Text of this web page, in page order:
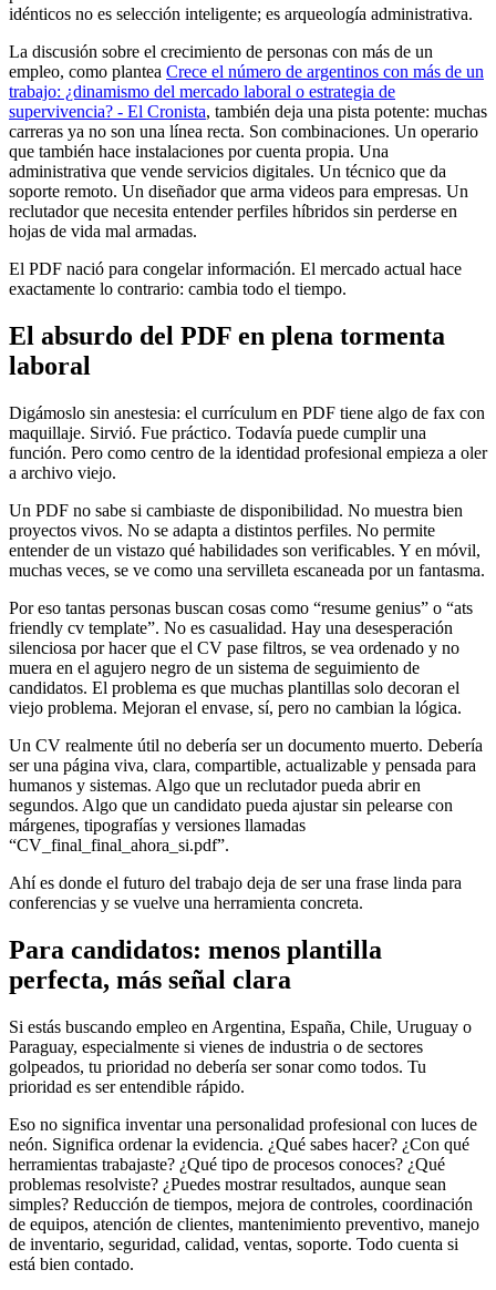
idénticos no es selección inteligente; es arqueología administrativa.
La discusión sobre el crecimiento de personas con más de un
empleo, como plantea Crece el número de argentinos con más de un
trabajo: ¿dinamismo del mercado laboral o estrategia de
supervivencia? - El Cronista, también deja una pista potente: muchas
carreras ya no son una línea recta. Son combinaciones. Un operario
que también hace instalaciones por cuenta propia. Una
administrativa que vende servicios digitales. Un técnico que da
soporte remoto. Un diseñador que arma videos para empresas. Un
reclutador que necesita entender perfiles híbridos sin perderse en
hojas de vida mal armadas.
El PDF nació para congelar información. El mercado actual hace
exactamente lo contrario: cambia todo el tiempo.
El absurdo del PDF en plena tormenta
laboral
Digámoslo sin anestesia: el currículum en PDF tiene algo de fax con
maquillaje. Sirvió. Fue práctico. Todavía puede cumplir una
función. Pero como centro de la identidad profesional empieza a oler
a archivo viejo.
Un PDF no sabe si cambiaste de disponibilidad. No muestra bien
proyectos vivos. No se adapta a distintos perfiles. No permite
entender de un vistazo qué habilidades son verificables. Y en móvil,
muchas veces, se ve como una servilleta escaneada por un fantasma.
Por eso tantas personas buscan cosas como “resume genius” o “ats
friendly cv template”. No es casualidad. Hay una desesperación
silenciosa por hacer que el CV pase filtros, se vea ordenado y no
muera en el agujero negro de un sistema de seguimiento de
candidatos. El problema es que muchas plantillas solo decoran el
viejo problema. Mejoran el envase, sí, pero no cambian la lógica.
Un CV realmente útil no debería ser un documento muerto. Debería
ser una página viva, clara, compartible, actualizable y pensada para
humanos y sistemas. Algo que un reclutador pueda abrir en
segundos. Algo que un candidato pueda ajustar sin pelearse con
márgenes, tipografías y versiones llamadas
“CV_final_final_ahora_si.pdf”.
Ahí es donde el futuro del trabajo deja de ser una frase linda para
conferencias y se vuelve una herramienta concreta.
Para candidatos: menos plantilla
perfecta, más señal clara
Si estás buscando empleo en Argentina, España, Chile, Uruguay o
Paraguay, especialmente si vienes de industria o de sectores
golpeados, tu prioridad no debería ser sonar como todos. Tu
prioridad es ser entendible rápido.
Eso no significa inventar una personalidad profesional con luces de
neón. Significa ordenar la evidencia. ¿Qué sabes hacer? ¿Con qué
herramientas trabajaste? ¿Qué tipo de procesos conoces? ¿Qué
problemas resolviste? ¿Puedes mostrar resultados, aunque sean
simples? Reducción de tiempos, mejora de controles, coordinación
de equipos, atención de clientes, mantenimiento preventivo, manejo
de inventario, seguridad, calidad, ventas, soporte. Todo cuenta si
está bien contado.